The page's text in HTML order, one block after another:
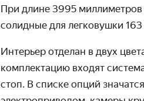
При длине 3995 миллиметров
солидные для легковушки
Интерьер отделан в двух
комплектацию входят
стоп. В списке опций